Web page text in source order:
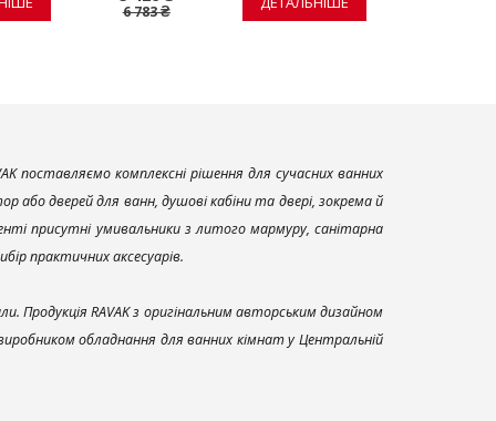
6 783 ₴
поставляємо комплексні рішення для сучасних ванних
або дверей для ванн, душові кабіни та двері, зокрема й
присутні умивальники з литого мармуру, санітарна
практичних аксесуарів.
Продукція RAVAK з оригінальним авторським дизайном
обладнання для ванних кімнат у Центральній